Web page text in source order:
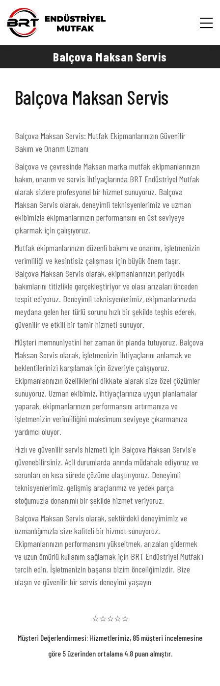
Balçova Maksan Servis
Balçova Maksan Servis
Balçova Maksan Servis: Mutfak Ekipmanlarınızın Güvenilir
Bakım ve Onarım Uzmanı
Balçova ve çevresinde Maksan marka mutfak ekipmanlarınızın
bakım, onarım ve servis ihtiyaçlarında BRT Endüstriyel Mutfak
olarak sizlere profesyonel bir hizmet sunuyoruz. Balçova
Maksan Servis olarak, deneyimli teknisyenlerimiz ve uzman
ekibimizle ekipmanlarınızın performansını en üst seviyeye
çıkarmak için çalışıyoruz.
Mutfak ekipmanlarınızın düzenli bakımı ve onarımı, işletmenizin
verimliliği ve kesintisiz çalışması için büyük önem taşır.
Balçova Maksan Servis olarak, ekipmanlarınızın periyodik
bakımlarını titizlikle gerçekleştiriyor ve olası arızaları önceden
tespit ediyoruz. Deneyimli teknisyenlerimiz, ekipmanlarınızda
meydana gelen her türlü sorunu hızlı bir şekilde teşhis ederek,
güvenilir ve etkili bir tamir hizmeti sunuyor.
Müşteri memnuniyetini her zaman ön planda tutuyoruz. Balçova
Maksan Servis olarak, işletmenizin ihtiyaçlarını anlamak ve
beklentilerinizi karşılamak için özveriyle çalışıyoruz.
Ekipmanlarınızın özelliklerini dikkate alarak size özel çözümler
sunuyoruz. Uzman ekibimiz, ihtiyaçlarınıza uygun planlamalar
yaparak, ekipmanlarınızın performansını artırmanıza ve
işletmenizin verimliliğini maksimum seviyeye çıkarmanıza
yardımcı oluyor.
Hızlı ve güvenilir servis hizmeti için Balçova Maksan Servis'e
güvenebilirsiniz. Acil durumlarda anında müdahale ediyoruz ve
sorunları en kısa sürede çözüme ulaştırıyoruz. Deneyimli
teknisyenlerimiz, gelişmiş araçlarımız ve yedek parça
stoğumuzla donanımlı bir şekilde hizmet veriyoruz.
Balçova Maksan Servis olarak, sektördeki deneyimimiz ve
uzmanlığımızla size kaliteli bir hizmet sunuyoruz.
Ekipmanlarınızın performansını yükseltmek, arızaları gidermek
ve uzun ömürlü kullanım sağlamak için BRT Endüstriyel Mutfak'ı
tercih edin. İşletmenizin başarısı bizim önceliğimizdir. Bize
ulaşın ve güvenilir bir servis deneyimi yaşayın
⭐⭐⭐⭐⭐
Müşteri Değerlendirmesi: Hizmetlerimiz, 85 müşteri incelemesine
göre 5 üzerinden ortalama 4.8 puan almıştır.